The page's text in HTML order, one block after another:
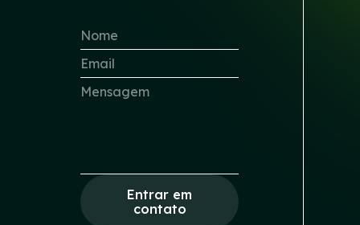
Entrar em
contato